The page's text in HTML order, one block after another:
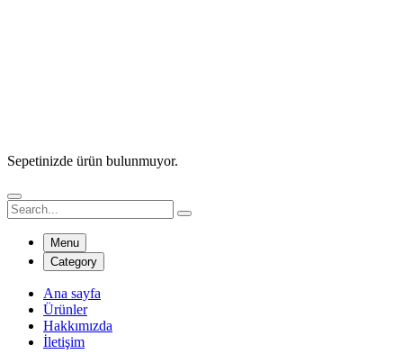
Sepetinizde ürün bulunmuyor.
Menu
Category
Ana sayfa
Ürünler
Hakkımızda
İletişim